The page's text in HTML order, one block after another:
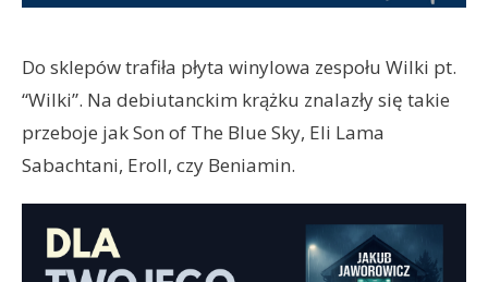
Do sklepów trafiła płyta winylowa zespołu Wilki pt.
“Wilki”. Na debiutanckim krążku znalazły się takie
przeboje jak Son of The Blue Sky, Eli Lama
Sabachtani, Eroll, czy Beniamin.